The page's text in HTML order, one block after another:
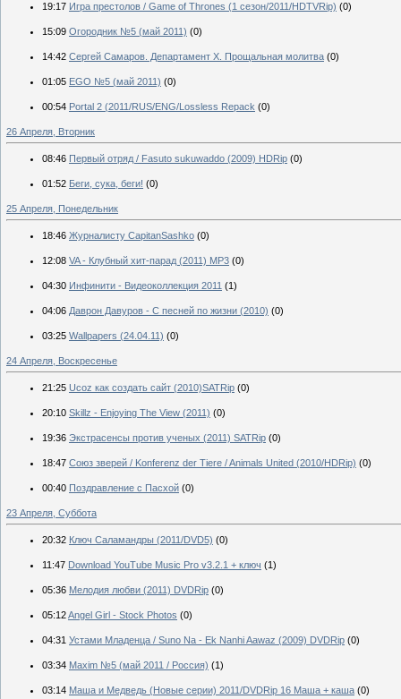
19:17 Игра престолов / Game of Thrones (1 сезон/2011/HDTVRip) (0)
15:09 Огородник №5 (май 2011) (0)
14:42 Сергей Самаров. Департамент Х. Прощальная молитва (0)
01:05 EGO №5 (май 2011) (0)
00:54 Portal 2 (2011/RUS/ENG/Lossless Repack (0)
26 Апреля, Вторник
08:46 Первый отряд / Fasuto sukuwaddo (2009) HDRip (0)
01:52 Беги, сука, беги! (0)
25 Апреля, Понедельник
18:46 Журналисту CapitanSashko (0)
12:08 VA - Клубный хит-парад (2011) MP3 (0)
04:30 Инфинити - Видеоколлекция 2011 (1)
04:06 Даврон Давуров - С песней по жизни (2010) (0)
03:25 Wallpapers (24.04.11) (0)
24 Апреля, Воскресенье
21:25 Ucoz как создать сайт (2010)SATRip (0)
20:10 Skillz - Enjoying The View (2011) (0)
19:36 Экстрасенсы против ученых (2011) SATRip (0)
18:47 Союз зверей / Konferenz der Tiere / Animals United (2010/HDRip) (0)
00:40 Поздравление с Пасхой (0)
23 Апреля, Суббота
20:32 Ключ Саламандры (2011/DVD5) (0)
11:47 Download YouTube Music Pro v3.2.1 + ключ (1)
05:36 Мелодия любви (2011) DVDRip (0)
05:12Angel Girl - Stock Photos (0)
04:31 Устами Младенца / Suno Na - Ek Nanhi Aawaz (2009) DVDRip (0)
03:34 Maxim №5 (май 2011 / Россия) (1)
03:14 Маша и Медведь (Новые серии) 2011/DVDRip 16 Маша + каша (0)